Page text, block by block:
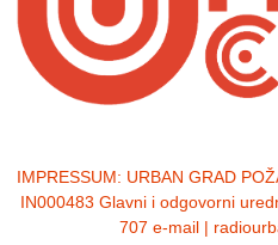
IMPRESSUM: URBAN GRAD
IN000483 Glavni i odgovorni
707 e-mail |